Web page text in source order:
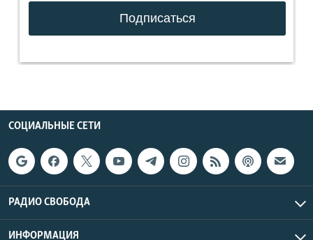
СОЦИАЛЬНЫЕ СЕТИ
РАДИО СВОБОДА
ИНФОРМАЦИЯ